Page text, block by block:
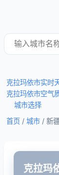
克拉玛依市实时
克拉玛依市空气
城市选择
首页 / 城市 / 新
克拉玛